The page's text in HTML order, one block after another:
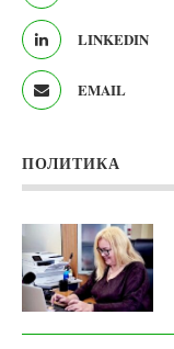
LINKEDIN
EMAIL
ПОЛИТИКА